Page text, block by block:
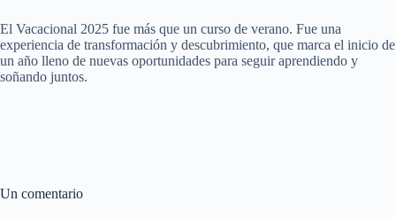
El Vacacional 2025 fue más que un curso de verano. Fue una
experiencia de transformación y descubrimiento, que marca el inicio de
un año lleno de nuevas oportunidades para seguir aprendiendo y
soñando juntos.
Un comentario